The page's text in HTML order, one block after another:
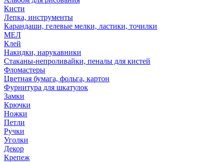
Кисти
Лепка, инструменты
Карандаши, гелевые мелки, ластики, точилки
МЕЛ
Клей
Накидки, нарукавники
Стаканы-непроливайки, пеналы для кистей
Фломастеры
Цветная бумага, фольга, картон
Фурнитура для шкатулок
Замки
Крючки
Ножки
Петли
Ручки
Уголки
Декор
Крепеж